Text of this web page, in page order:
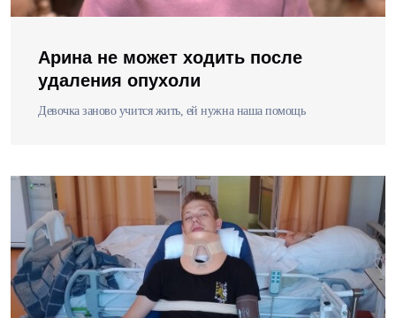
Арина не может ходить после
удаления опухоли
Девочка заново учится жить, ей нужна наша помощь